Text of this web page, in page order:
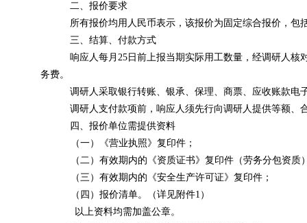
二、报价要求
所有报价均用人民币表示，该报价为固定综合报价，
三、结算、付款方式
响应人每月25日前上报当期实际用工数量，经调研人
务费。
调研人采取银行转账、银承、保理、商票、应收账款
调研人支付款项前，响应人须先行向调研人提供等额
四、报价单位需提供资料
（一）《营业执照》复印件；
（二）有效期内的《资质证书》复印件（劳务分包资质
（三）有效期内的《安全生产许可证》复印件；
（四）报价清单。（详见附件1）
以上资料均需加盖公章。